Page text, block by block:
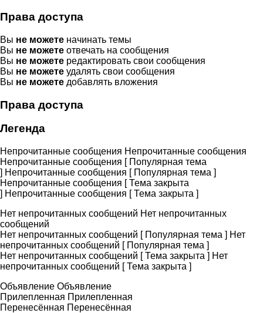
Права доступа
Вы не можете начинать темы
Вы не можете отвечать на сообщения
Вы не можете редактировать свои сообщения
Вы не можете удалять свои сообщения
Вы не можете добавлять вложения
Права доступа
Легенда
Непрочитанные сообщения Непрочитанные сообщения
Непрочитанные сообщения [ Популярная тема
] Непрочитанные сообщения [ Популярная тема ]
Непрочитанные сообщения [ Тема закрыта
] Непрочитанные сообщения [ Тема закрыта ]
Нет непрочитанных сообщений Нет непрочитанных
сообщений
Нет непрочитанных сообщений [ Популярная тема ] Нет
непрочитанных сообщений [ Популярная тема ]
Нет непрочитанных сообщений [ Тема закрыта ] Нет
непрочитанных сообщений [ Тема закрыта ]
Объявление Объявление
Прилепленная Прилепленная
Перенесённая Перенесённая